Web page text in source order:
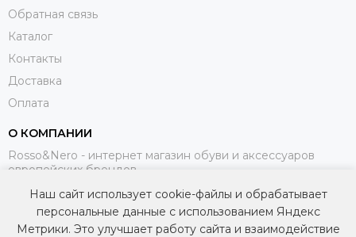
Обратная связь
Каталог
Контакты
Доставка
Оплата
О КОМПАНИИ
Rosso&Nero - интернет магазин обуви и аксессуаров
европейских брендов.
МЫ В СОЦИАЛЬНЫХ СЕТЯХ
Наш сайт использует cookie-файлы и обрабатывает
персональные данные с использованием Яндекс
Метрики. Это улучшает работу сайта и взаимодействие